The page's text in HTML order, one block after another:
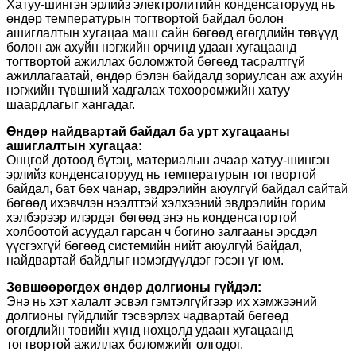
Хатуу-шингэн эрлийз электролитийн конденсаторууд нь
өндөр температурын тогтвортой байдал болон
ашиглалтын хугацаа маш сайн бөгөөд өгөгдлийн төвүүд
болон аж ахуйн нэгжийн орчинд удаан хугацаанд
тогтвортой ажиллах боломжтой бөгөөд тасралтгүй
ажиллагаатай, өндөр бэлэн байдалд зориулсан аж ахуйн
нэгжийн түвшний хадгалах төхөөрөмжийн хатуу
шаардлагыг хангадаг.
Өндөр найдвартай байдал ба урт хугацааны
ашиглалтын хугацаа:
Онцгой дотоод бүтэц, материалын ачаар хатуу-шингэн
эрлийз конденсаторууд нь температурын тогтвортой
байдал, бат бөх чанар, эвдрэлийн аюулгүй байдал сайтай
бөгөөд ихэвчлэн нээлттэй хэлхээний эвдрэлийн горим
хэлбэрээр илэрдэг бөгөөд энэ нь конденсатортой
холбоотой асуудал гарсан ч богино залгааны эрсдэл
үүсгэхгүй бөгөөд системийн нийт аюулгүй байдал,
найдвартай байдлыг нэмэгдүүлдэг гэсэн үг юм.
Зөвшөөрөгдөх өндөр долгионы гүйдэл:
Энэ нь хэт халалт эсвэл гэмтэлгүйгээр их хэмжээний
долгионы гүйдлийг тэсвэрлэх чадвартай бөгөөд
өгөгдлийн төвийн хүнд нөхцөлд удаан хугацаанд
тогтвортой ажиллах боломжийг олгодог.